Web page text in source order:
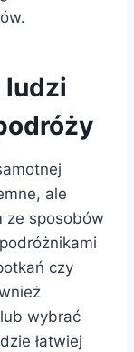
ludzi
ale
ze sposobów
czy
wybrać
łatwiej